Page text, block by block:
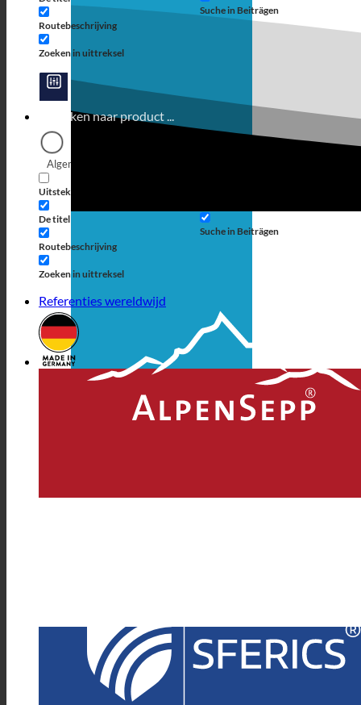
Routebeschrijving
Zoeken in uittreksel
Suche in Beiträgen
Algemene filters
Uitstekende weergave
De titel
Routebeschrijving
Zoeken in uittreksel
Suche in Beiträgen
Referenties wereldwijd